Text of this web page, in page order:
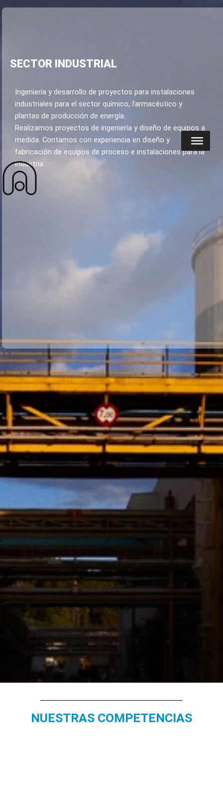
SECTOR INDUSTRIAL
Ingeniería y desarrollo de proyectos para instalaciones
industriales para el sector químico, farmacéutico y
plantas de producción de energía.
Realizamos proyectos de ingeniería y diseño de equipos a
medida. Contamos con experiencia en diseño y
fabricación de equipos de proceso e instalaciones para la
industria.
NUESTRAS COMPETENCIAS